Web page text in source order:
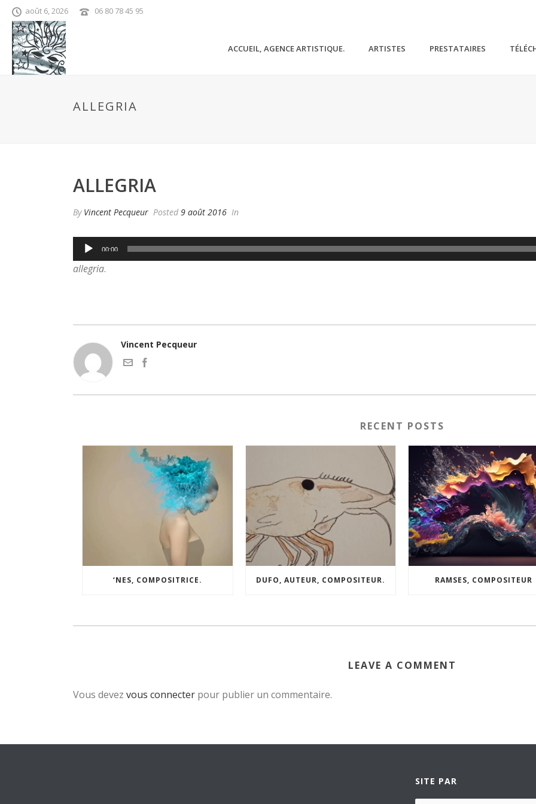
août 6, 2026 06 80 78 45 95
ACCUEIL, AGENCE ARTISTIQUE. ARTISTES PRESTATAIRES
ALLEGRIA
ALLEGRIA
By Vincent Pecqueur Posted 9 août 2016 In
Lecteur
audio
00:00
allegria.
Vincent Pecqueur
RECENT POSTS
‘NES, COMPOSITRICE. DUFO, AUTEUR, COMPOSITEUR. RAMSES, COMPOSITEUR
LEAVE A COMMENT
Vous devez vous connecter pour publier un commentaire.
SITE PAR